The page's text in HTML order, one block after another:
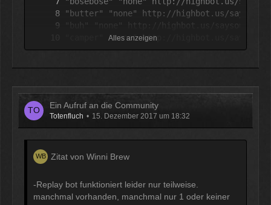
Alles anzeigen
Ein Aufruf an die Community
Totenfluch 15. Dezember 2017 um 18:32
Zitat von Winni Brew
-Replay bot funktioniert leider nur teilweise.
manchmal vorhanden, manchmal nur 1 oder keiner